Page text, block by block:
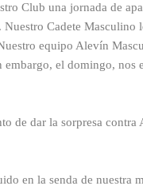
Club una jornada de
Cadete
equipo Alevín
embargo, el domingo,
de dar la sorpresa
en la senda de